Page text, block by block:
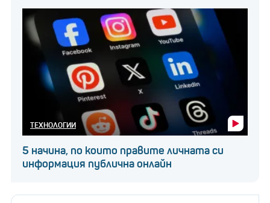
ТЕХНОЛОГИИ
5 начина, по които правите личната си
информация публична онлайн